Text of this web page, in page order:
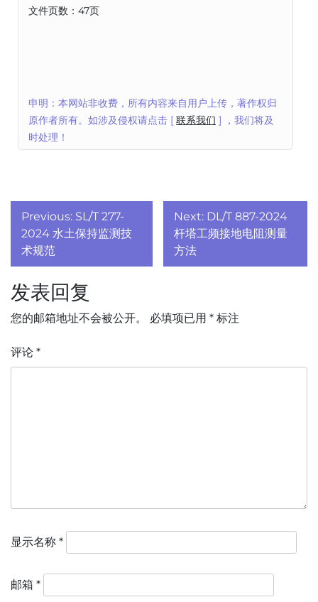
文件页数：47页
申明：本网站非收费，所有内容来自用户上传，著作权归
原作者所有。如涉及侵权请点击 [ 联系我们 ] ，我们将及
时处理！
文
章
导
航
Previous: SL/T 277-
2024 水土保持监测技
术规范
Next: DL/T 887-2024
杆塔工频接地电阻测量
方法
发表回复
您的邮箱地址不会被公开。 必填项已用 * 标注
评论 *
显示名称 *
邮箱 *